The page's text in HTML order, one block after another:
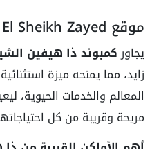
موقع The Heaven El Sheikh Zayed
يجاوركمبوند ذا هيفين
زايد، مما يمنحه ميزة
المعالم والخدمات الحيوية،
مريحة وقريبة من كل